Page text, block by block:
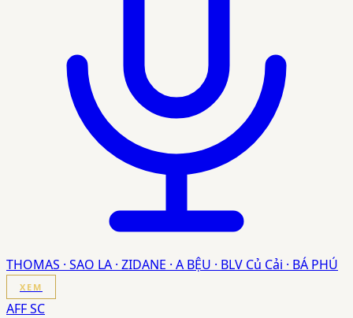
THOMAS · SAO LA · ZIDANE · A BỆU · BLV Củ Cải · BÁ PHÚ
XEM
AFF SC